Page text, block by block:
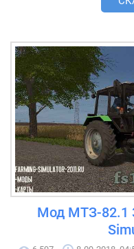
Мод MTЗ-82.1